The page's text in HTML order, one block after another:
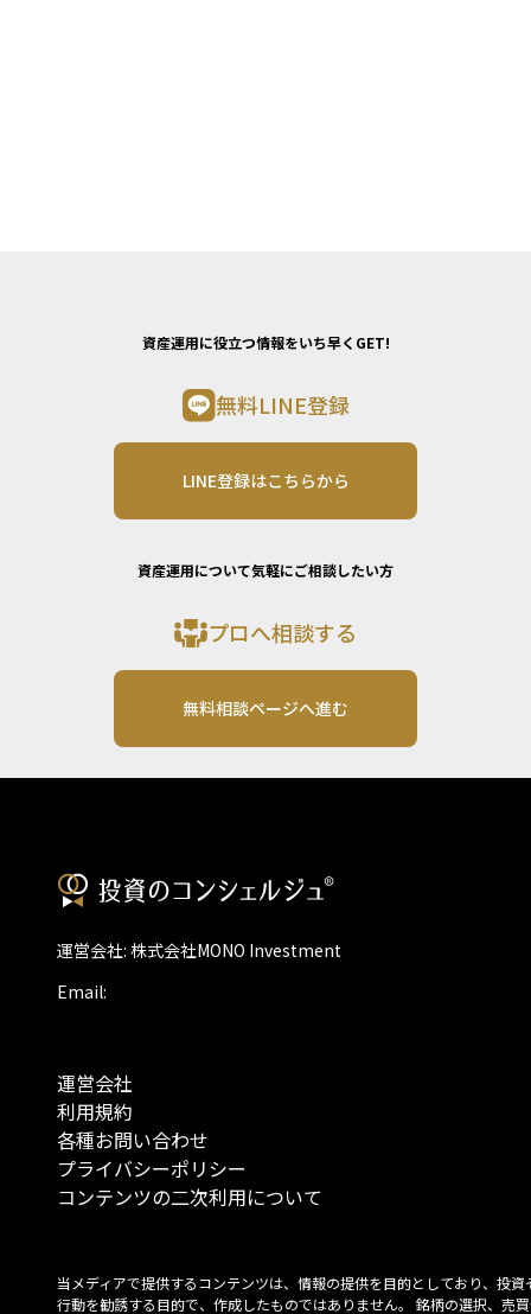
資産運用に役立つ情報をいち早くGET!
無料LINE登録
LINE登録はこちらから
資産運用について気軽にご相談したい方
プロへ相談する
無料相談ページへ進む
運営会社: 株式会社MONO Investment
Email:
運営会社
利用規約
各種お問い合わせ
プライバシーポリシー
コンテンツの二次利用について
当メディアで提供するコンテンツは、情報の提供を目的としており、投資
行動を勧誘する目的で、作成したものではありません。 銘柄の選択、売